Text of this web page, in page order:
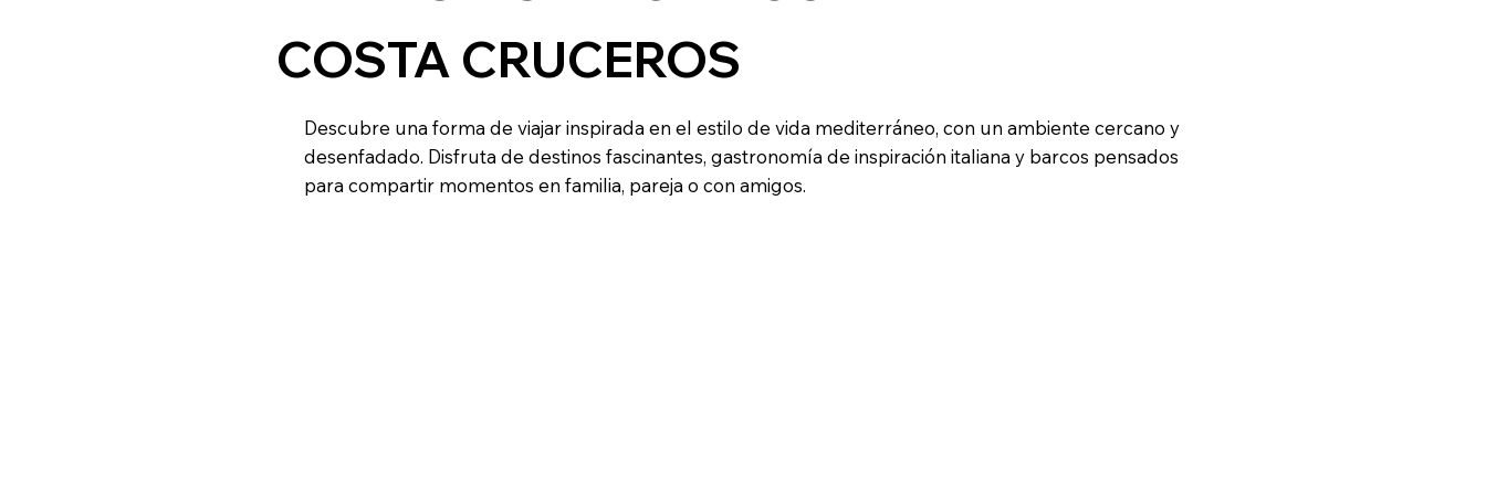
COSTA CRUCEROS
Descubre una forma de viajar inspirada en el estilo de vida mediterráneo, con un ambiente cercano y
desenfadado. Disfruta de destinos fascinantes, gastronomía de inspiración italiana y barcos pensados
para compartir momentos en familia, pareja o con amigos.